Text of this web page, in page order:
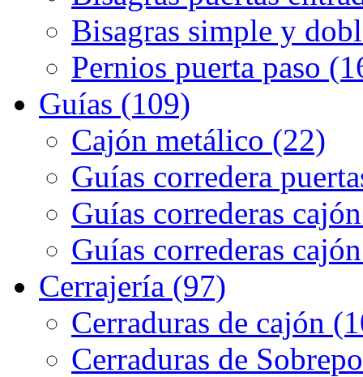
Bisagras simple y
Pernios puerta paso
Guías (109)
Cajón metálico (22)
Guías corredera
Guías correderas
Guías correderas
Cerrajería (97)
Cerraduras de cajón
Cerraduras de